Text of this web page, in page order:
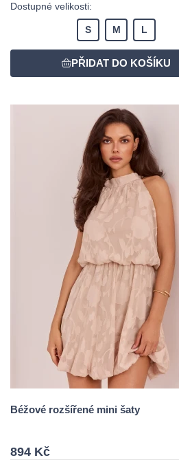
Dostupné velikosti:
S M L
Béžové rozšířené mini šaty
894 Kč